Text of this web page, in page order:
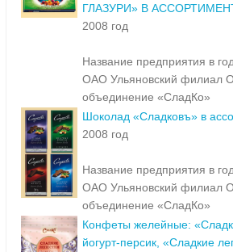
ГЛАЗУРИ» В
2008 год
Название предприятия в
ОАО Ульяновский филиал
объединение «СладКо»
Шоколад «Сладковъ» в
2008 год
Название предприятия в
ОАО Ульяновский филиал
объединение «СладКо»
Конфеты желейные:
йогурт-персик, «Сладкие